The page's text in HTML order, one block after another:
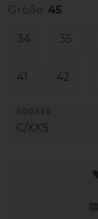
Größe: 45
34 35
41 42